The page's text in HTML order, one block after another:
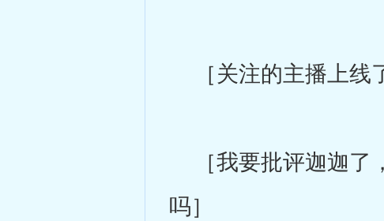
［关注的主播上线
［我要批评迦迦了
吗］